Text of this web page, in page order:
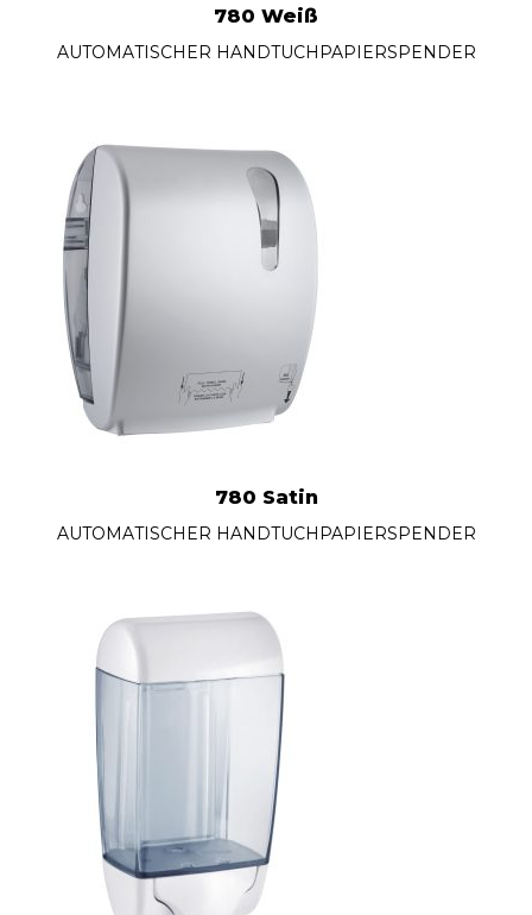
780 Weiß
AUTOMATISCHER HANDTUCHPAPIERSPENDER
780 Satin
AUTOMATISCHER HANDTUCHPAPIERSPENDER